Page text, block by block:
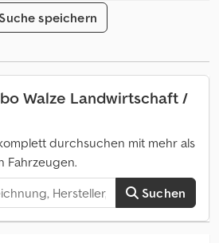
speichern
Walze Landwirtschaft /
durchsuchen mit mehr als
Fahrzeugen.
Suchen